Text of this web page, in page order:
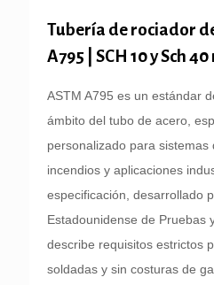
Tubería de rociador
A795 | SCH 10 y Sch
ASTM A795 es un estándar
ámbito del tubo de acero,
personalizado para sistemas
incendios y aplicaciones
especificación, desarrollado
Estadounidense de Pruebas
describe requisitos estrictos
soldadas y sin costuras de